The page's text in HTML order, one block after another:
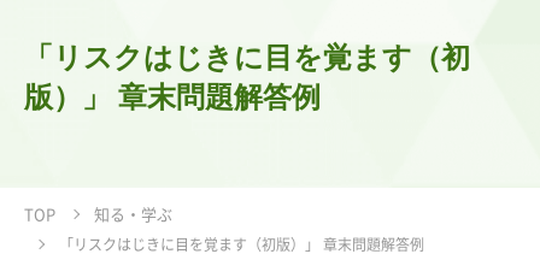
「リスクはじきに目を覚ます（初
版）」 章末問題解答例
TOP 知る・学ぶ
「リスクはじきに目を覚ます（初版）」 章末問題解答例